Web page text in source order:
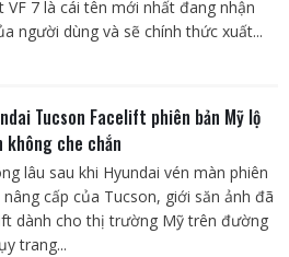
VF 7 là cái tên mới nhất đang nhận
người dùng và sẽ chính thức xuất...
Tucson Facelift phiên bản Mỹ lộ
không che chắn
lâu sau khi Hyundai vén màn phiên
nâng cấp của Tucson, giới săn ảnh đã
dành cho thị trường Mỹ trên đường
trang...